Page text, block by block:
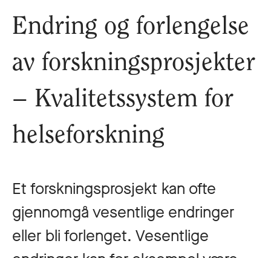
Endring og forlengelse
av forskningsprosjekter
– Kvalitetssystem for
helseforskning
Et forskningsprosjekt kan ofte
gjennomgå vesentlige endringer
eller bli forlenget. Vesentlige